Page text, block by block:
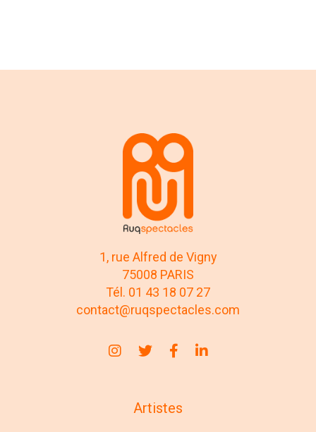
1, rue Alfred de Vigny
75008 PARIS
Tél. 01 43 18 07 27
contact@ruqspectacles.com
Artistes